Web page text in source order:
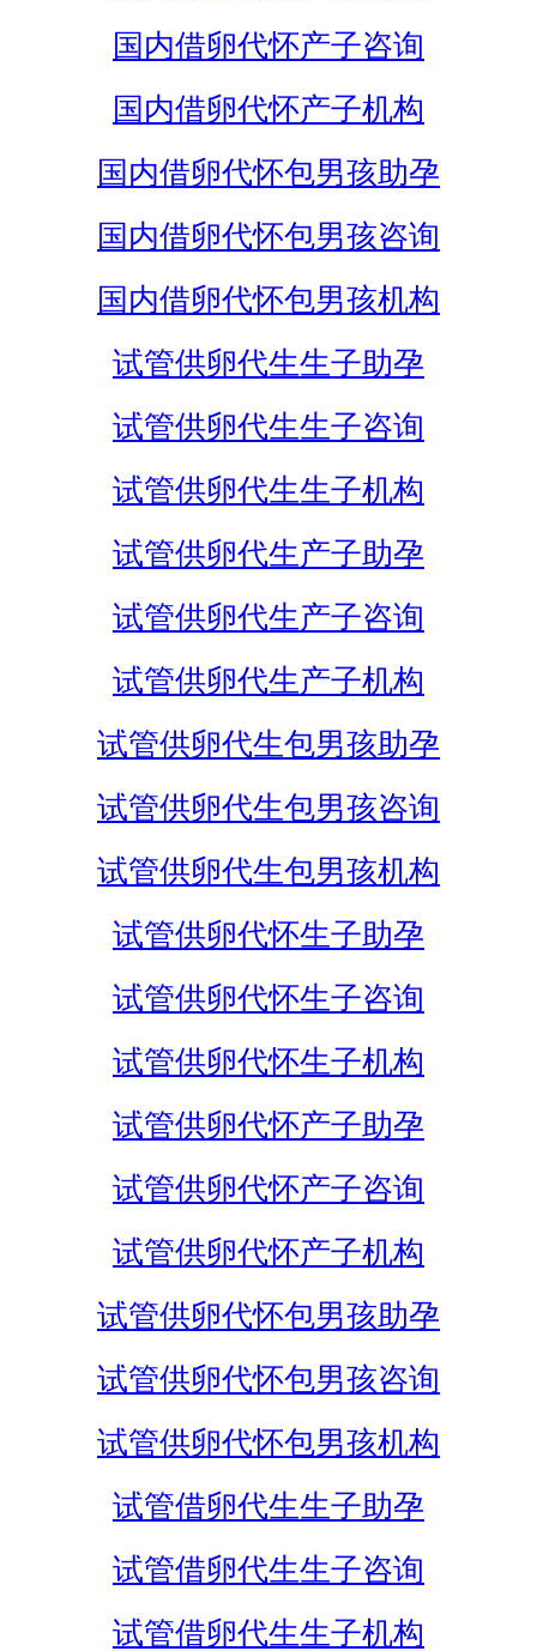
国内借卵代怀产子咨询
国内借卵代怀产子机构
国内借卵代怀包男孩助孕
国内借卵代怀包男孩咨询
国内借卵代怀包男孩机构
试管供卵代生生子助孕
试管供卵代生生子咨询
试管供卵代生生子机构
试管供卵代生产子助孕
试管供卵代生产子咨询
试管供卵代生产子机构
试管供卵代生包男孩助孕
试管供卵代生包男孩咨询
试管供卵代生包男孩机构
试管供卵代怀生子助孕
试管供卵代怀生子咨询
试管供卵代怀生子机构
试管供卵代怀产子助孕
试管供卵代怀产子咨询
试管供卵代怀产子机构
试管供卵代怀包男孩助孕
试管供卵代怀包男孩咨询
试管供卵代怀包男孩机构
试管借卵代生生子助孕
试管借卵代生生子咨询
试管借卵代生生子机构